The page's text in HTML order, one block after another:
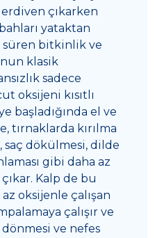
çıkarken
yataktan
süren bitkinlik ve
klasik
sadece
oksijeni kısıtlı
başladığında el ve
tırnaklarda kırılma
saç dökülmesi, dilde
gibi daha az
Kalp de bu
oksijenle çalışan
çalışır ve
ve nefes